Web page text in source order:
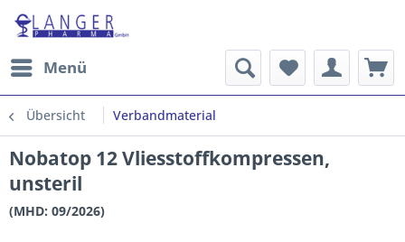
Menü
Übersicht Verbandmaterial
Nobatop 12 Vliesstoffkompressen,
unsteril
(MHD: 09/2026)